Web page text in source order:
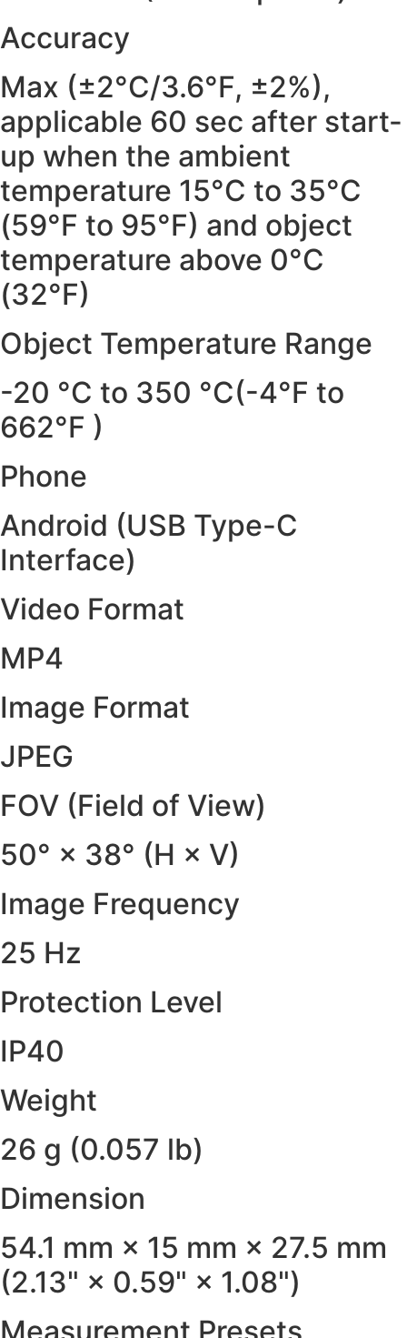
Accuracy
Max (±2°C/3.6°F, ±2%),
applicable 60 sec after start-
up when the ambient
temperature 15°C to 35°C
(59°F to 95°F) and object
temperature above 0°C
(32°F)
Object Temperature Range
-20 °C to 350 °C(-4°F to
662°F )
Phone
Android (USB Type-C
Interface)
Video Format
MP4
Image Format
JPEG
FOV (Field of View)
50° × 38° (H × V)
Image Frequency
25 Hz
Protection Level
IP40
Weight
26 g (0.057 lb)
Dimension
54.1 mm × 15 mm × 27.5 mm
(2.13" × 0.59" × 1.08")